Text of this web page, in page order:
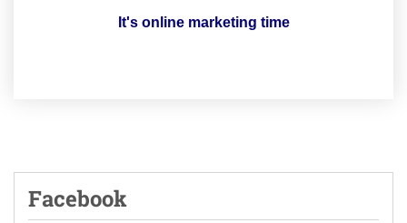
It's online marketing time
Facebook